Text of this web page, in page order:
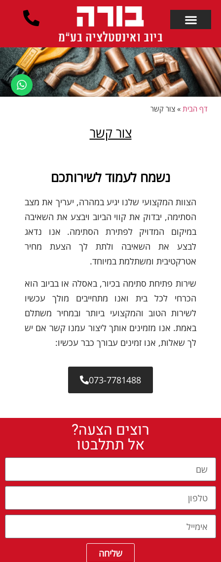
דף הבית »צור קשר
צור קשר
נשמח לעמוד לשירותכם
הצוות המקצועי שלנו יגיע במהרה, יעריך את מצב
הסתימה, יבדוק את קווי הביוב ויבצע את השאיבה
במיקום המדויק לפתירת הסתימה. אנו נדאג
לבצע את השאיבה ולתת לך הצעת מחיר
אטרקטיבית ומשתלמת במיוחד.
שירות פתיחת סתימה בכיור, באסלה או בביוב הוא
הכרחי לכל בית ואנו מתחייבים מולך עכשיו
לשירות הטוב והמקצועי ביותר ובמחיר משתלם
באמת. אנו מזמינים אותך ליצור עמנו קשר אם יש
לך שאלות, אנו זמינים עבורך כבר עכשיו:
073-7781488
רוצים הצעה?
אל תתלבטו
שליחה